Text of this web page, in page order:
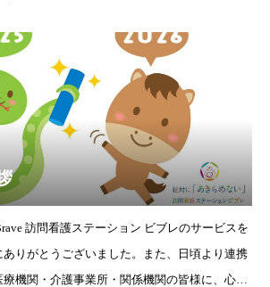
訪問看護ステーション ビブレのサービスを
りがとうございました。また、日頃より連携
機関・介護事業所・関係機関の皆様に、心よ